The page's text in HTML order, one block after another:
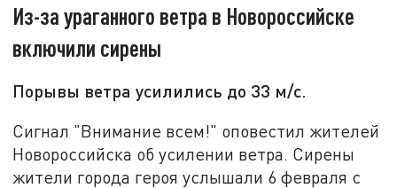
Из-за ураганного ветра в Новороссийске
включили сирены
Порывы ветра усилились до 33 м/с.
Сигнал "Внимание всем!" оповестил жителей
Новороссийска об усилении ветра. Сирены
жители города героя услышали 6 февраля с